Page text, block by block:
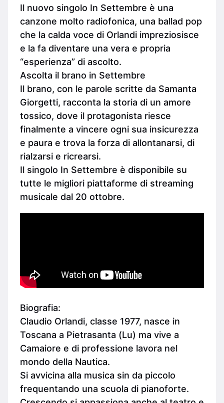
Il nuovo singolo In Settembre è una
canzone molto radiofonica, una ballad pop
che la calda voce di Orlandi impreziosisce
e la fa diventare una vera e propria
“esperienza” di ascolto.
Ascolta il brano in Settembre
Il brano, con le parole scritte da Samanta
Giorgetti, racconta la storia di un amore
tossico, dove il protagonista riesce
finalmente a vincere ogni sua insicurezza
e paura e trova la forza di allontanarsi, di
rialzarsi e ricrearsi.
Il singolo In Settembre è disponibile su
tutte le migliori piattaforme di streaming
musicale dal 20 ottobre.
Biografia:
Claudio Orlandi, classe 1977, nasce in
Toscana a Pietrasanta (Lu) ma vive a
Camaiore e di professione lavora nel
mondo della Nautica.
Si avvicina alla musica sin da piccolo
frequentando una scuola di pianoforte.